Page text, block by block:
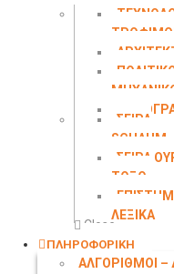
ΣΕΙΡΑ
SCHAUM
ΣΕΙΡΑ
ΤΟΞΟ
ΛΕΞΙΚΑ
Close
ΠΛΗΡΟΦΟΡΙΚΗ
ΑΛΓΟΡΙΘΜΟΙ